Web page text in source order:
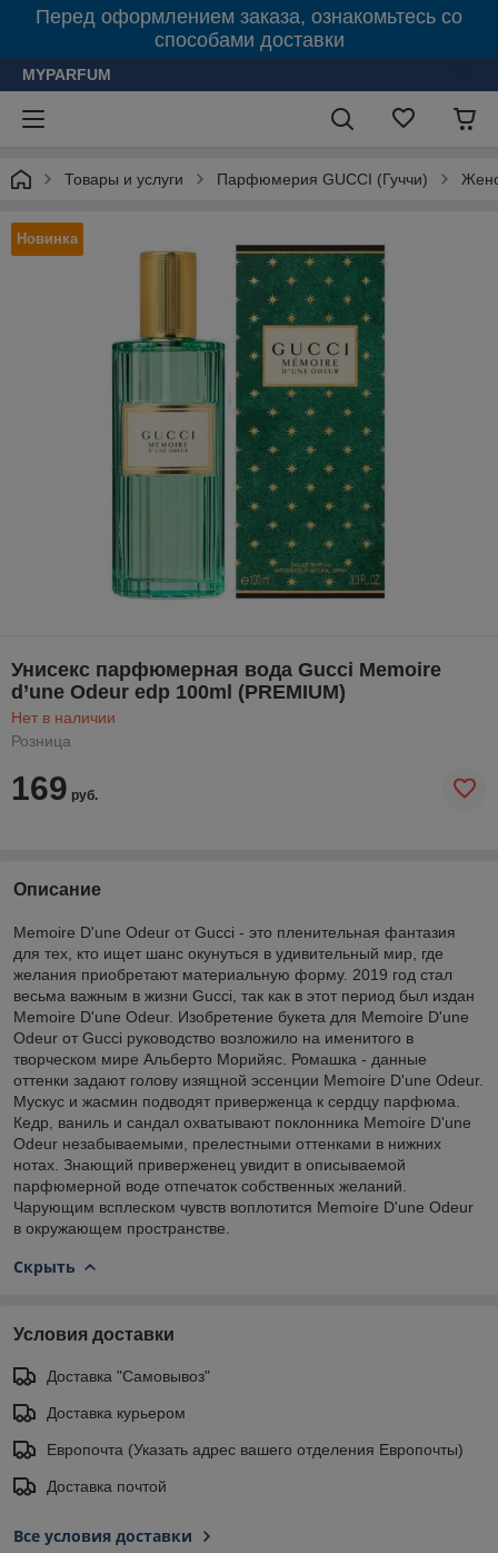
Перед оформлением заказа, ознакомьтесь со
способами доставки
MYPARFUM
Товары и услуги Парфюмерия GUCCI (Гуччи)
Новинка
Унисекс парфюмерная вода Gucci Memoire
d’une Odeur edp 100ml (PREMIUM)
Нет в наличии
Розница
169 руб.
Описание
Memoire D'une Odeur от Gucci - это пленительная фантазия
для тех, кто ищет шанс окунуться в удивительный мир, где
желания приобретают материальную форму. 2019 год стал
весьма важным в жизни Gucci, так как в этот период был издан
Memoire D'une Odeur. Изобретение букета для Memoire D'une
Odeur от Gucci руководство возложило на именитого в
творческом мире Альберто Морийяс. Ромашка - данные
оттенки задают голову изящной эссенции Memoire D'une Odeur.
Мускус и жасмин подводят приверженца к сердцу парфюма.
Кедр, ваниль и сандал охватывают поклонника Memoire D'une
Odeur незабываемыми, прелестными оттенками в нижних
нотах. Знающий приверженец увидит в описываемой
парфюмерной воде отпечаток собственных желаний.
Чарующим всплеском чувств воплотится Memoire D'une Odeur
в окружающем пространстве.
Скрыть
Условия доставки
Доставка "Самовывоз"
Доставка курьером
Европочта (Указать адрес вашего отделения Европочты)
Доставка почтой
Все условия доставки